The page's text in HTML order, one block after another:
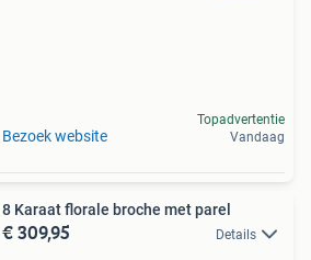
Bezoek website
Topadvertentie
Vandaag
8 Karaat florale broche met parel
€ 309,95 Details